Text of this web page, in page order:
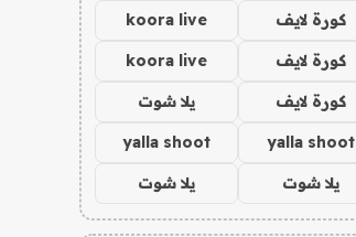
كورة لايف koora live
كورة لايف koora live
كورة لايف يلا شوت
yalla shoot
yalla shoot
يلا شوت يلا شوت